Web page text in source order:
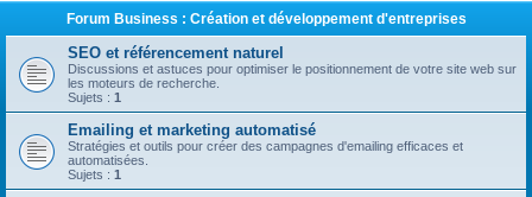
Forum Business : Création et développement d'entreprises
SEO et référencement naturel
Discussions et astuces pour optimiser le positionnement de votre site web sur
les moteurs de recherche.
Sujets : 1
Emailing et marketing automatisé
Stratégies et outils pour créer des campagnes d'emailing efficaces et
automatisées.
Sujets : 1